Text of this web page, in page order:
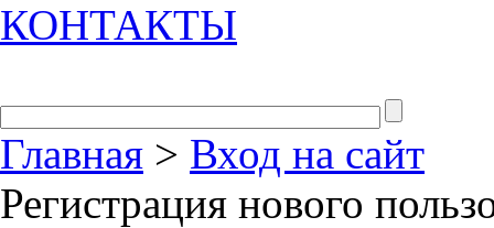
КОНТАКТЫ
Главная > Вход на сайт
Регистрация нового